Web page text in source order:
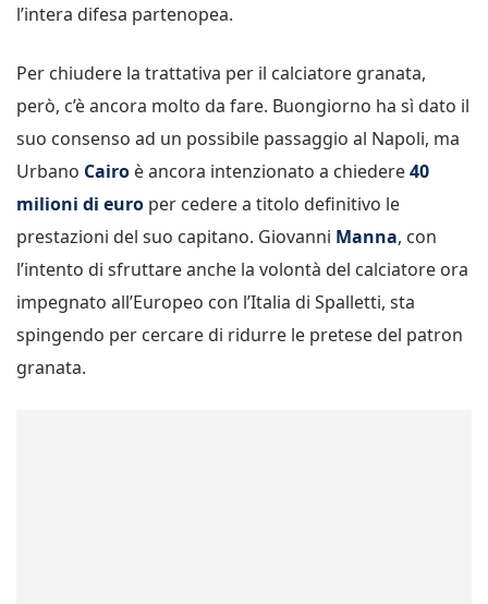
l’intera difesa partenopea.
Per chiudere la trattativa per il calciatore granata,
però, c’è ancora molto da fare. Buongiorno ha sì dato il
suo consenso ad un possibile passaggio al Napoli, ma
Urbano Cairo è ancora intenzionato a chiedere40
milioni di euro per cedere a titolo definitivo le
prestazioni del suo capitano. Giovanni Manna, con
l’intento di sfruttare anche la volontà del calciatore ora
impegnato all’Europeo con l’Italia di Spalletti, sta
spingendo per cercare di ridurre le pretese del patron
granata.